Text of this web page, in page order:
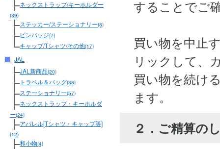
ネックストラップ/キーホルダー
(39)
ステッカー/ステーショナリー(8)
ピンバッジ(7)
キャップ/Tシャツ/その他(17)
JAL
JAL新商品(20)
トラベル＆バッグ(38)
ステーショナリー(57)
ネックストラップ・キーホルダ
ー(24)
アパレル[Tシャツ・キャップ等]
(12)
和小物(4)
することでご
買い物を中止
リックして、
買い物を続け
ます。
２．ご精算の